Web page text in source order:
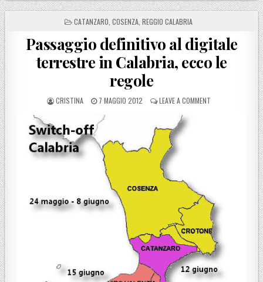
POSTED IN
CATANZARO COSENZA REGGIO CALABRIA
Passaggio definitivo al digitale
terrestre in Calabria, ecco le
regole
POSTED BY
CRISTINA POSTED ON
7 MAGGIO 2012 LEAVE A COMMENTON PASSAGGIO